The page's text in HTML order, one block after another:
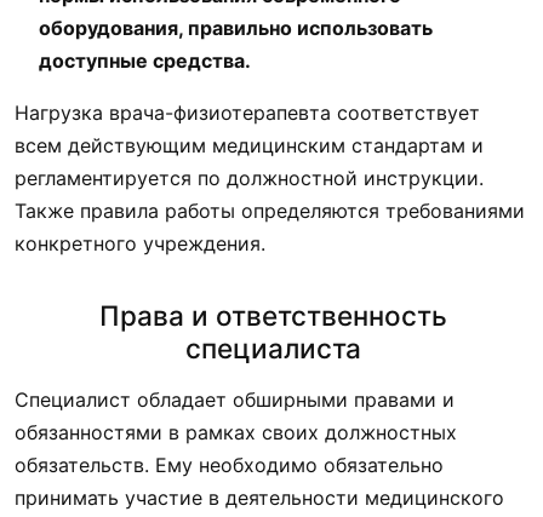
оборудования, правильно использовать
доступные средства.
Нагрузка врача-физиотерапевта соответствует
всем действующим медицинским стандартам и
регламентируется по должностной инструкции.
Также правила работы определяются требованиями
конкретного учреждения.
Права и ответственность
специалиста
Специалист обладает обширными правами и
обязанностями в рамках своих должностных
обязательств. Ему необходимо обязательно
принимать участие в деятельности медицинского